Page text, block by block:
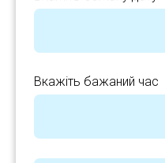
Вкажіть бажаний час